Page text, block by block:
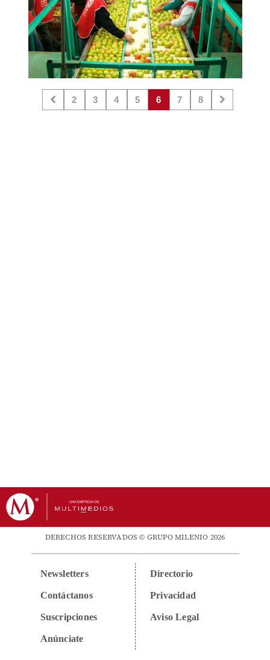
2 3 4 5 6 7 8
DERECHOS RESERVADOS © GRUPO MILENIO 2026
Newsletters
Contáctanos
Suscripciones
Anúnciate
Directorio
Privacidad
Aviso Legal